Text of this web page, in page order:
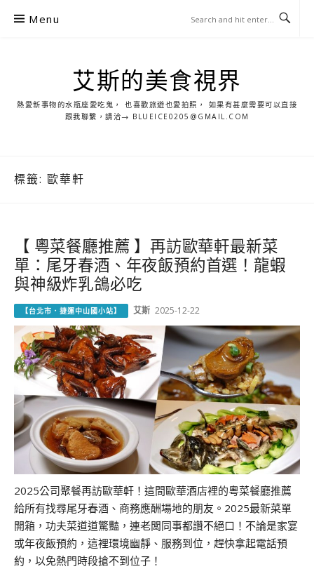
Menu
艾斯的美食視界
熱愛新事物的水瓶座愛吃鬼， 也喜歡旅遊也愛拍照， 如果有甚麼需要可以直接
跟我聯繫，請洽→ BLUEICE0205@GMAIL.COM
標籤: 歐華軒
【 粵菜餐廳推薦 】再訪歐華軒最新菜
單：尾牙春酒、年夜飯預約首選！龍蝦
與神級炸乳鴿必吃
【台北市．捷運中山國小站】 艾斯 2025-12-22
2025公司聚餐再訪歐華軒！這間歐華酒店裡的粵菜餐廳推薦
給所有找尋尾牙春酒、商務應酬場地的朋友。2025最新菜單
開箱，功夫菜道道驚豔，連老闆同事都讚不絕口！不論是家宴
或年夜飯預約，這裡環境幽靜、服務到位，趕快拿起電話預
約，以免熱門時段搶不到位子！